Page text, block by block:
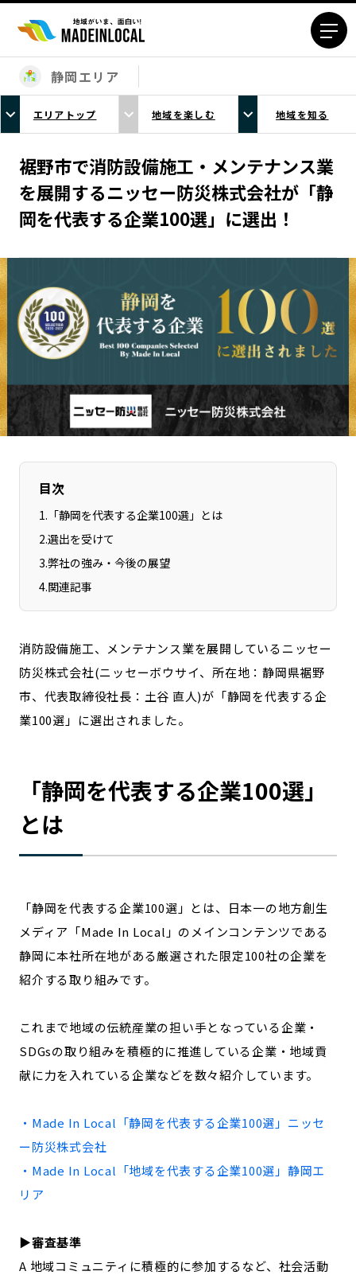
エリアから探す
北海道エリア
青森エリア
岩手エリア
秋田エリア
山形エリア
福島エリア
茨城エリア
栃木エリア
群馬エリア
埼玉エリア
千葉エリア
神奈川エリア
新潟エリア
富山エリア
石川エリア
福井エリア
山梨エリア
愛知エリア
三重エリア
滋賀エリア
河内エリア
奈良エリア
和歌山エリア
鳥取エリア
岡山エリア
高知エリア
福岡エリア
佐賀エリア
長崎エリア
熊本エリア
大分エリア
宮崎エリア
「人」から探す
お問い合わせ 会社概要
静岡エリア
エリアトップ 地域を楽しむ 地域を知る
裾野市で消防設備施工・メンテナンス業
を展開するニッセー防災株式会社が「静
岡を代表する企業100選」に選出！
目次
1. 「静岡を代表する企業100選」とは
2.選出を受けて
3.弊社の強み・今後の展望
4.関連記事
消防設備施工、メンテナンス業を展開しているニッセー
防災株式会社(ニッセーボウサイ、所在地：静岡県裾野
市、代表取締役社長：土谷 直人)が「静岡を代表する企
業100選」に選出されました。
「静岡を代表する企業100選」
とは
「静岡を代表する企業100選」とは、日本一の地方創生
メディア「Made In Local」のメインコンテンツである
静岡に本社所在地がある厳選された限定100社の企業を
紹介する取り組みです。
これまで地域の伝統産業の担い手となっている企業・
SDGsの取り組みを積極的に推進している企業・地域貢
献に力を入れている企業などを数々紹介しています。
・Made In Local「静岡を代表する企業100選」 ニッセ
ー防災株式会社
・Made In Local「地域を代表する企業100選」 静岡エ
リア
▶︎審査基準
A 地域コミュニティに積極的に参加するなど、社会活動